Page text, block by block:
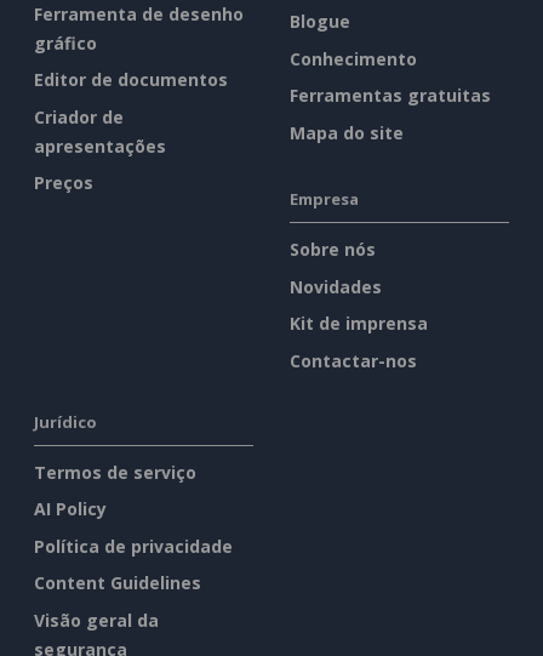
Ferramenta de desenho
gráfico
Editor de documentos
Criador de
apresentações
Preços
Blogue
Conhecimento
Ferramentas gratuitas
Mapa do site
Empresa
Sobre nós
Novidades
Kit de imprensa
Contactar-nos
Jurídico
Termos de serviço
AI Policy
Política de privacidade
Content Guidelines
Visão geral da
segurança